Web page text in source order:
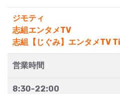
ジモティ
志組エンタメTV
志組【じぐみ】エンタメTV
営業時間
8:30-22:00